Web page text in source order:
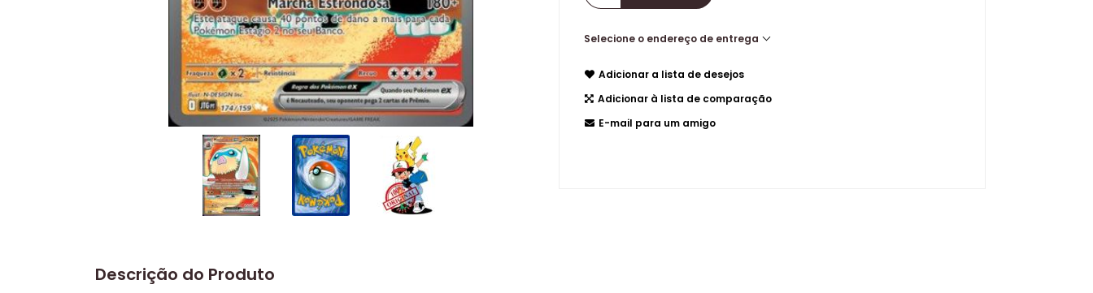
Selecione o endereço de entrega
Adicionar a lista de desejos
Adicionar à lista de comparação
E-mail para um amigo
Descrição do Produto